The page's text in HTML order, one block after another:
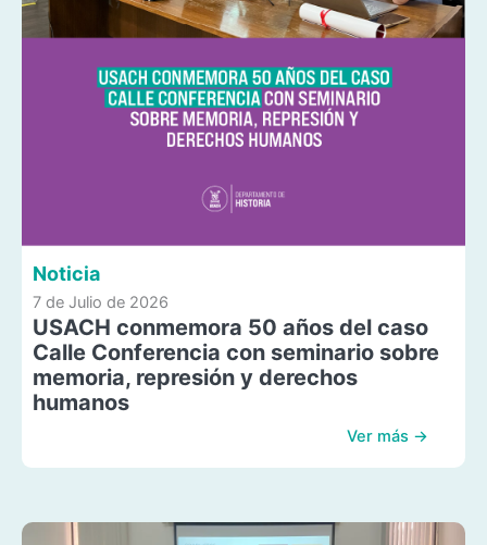
Noticia
7 de Julio de 2026
USACH conmemora 50 años del caso
Calle Conferencia con seminario sobre
memoria, represión y derechos
humanos
Ver más →